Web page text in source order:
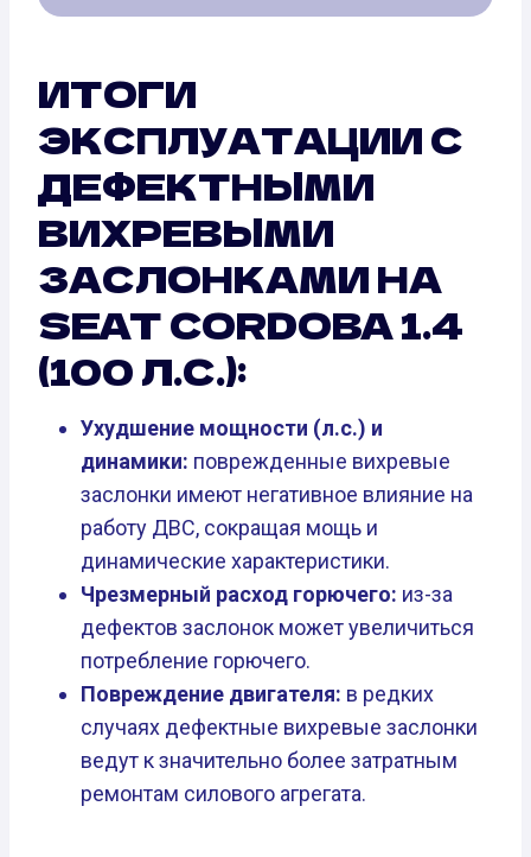
ИТОГИ
ЭКСПЛУАТАЦИИ С
ДЕФЕКТНЫМИ
ВИХРЕВЫМИ
ЗАСЛОНКАМИ НА
SEAT CORDOBA 1.4
(100 Л.С.):
Ухудшение мощности (л.с.) и
динамики: поврежденные вихревые
заслонки имеют негативное влияние на
работу ДВС, сокращая мощь и
динамические характеристики.
Чрезмерный расход горючего: из-за
дефектов заслонок может увеличиться
потребление горючего.
Повреждение двигателя: в редких
случаях дефектные вихревые заслонки
ведут к значительно более затратным
ремонтам силового агрегата.